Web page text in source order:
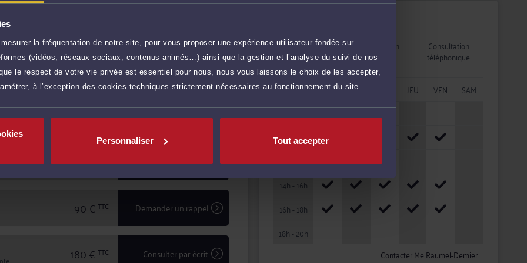
la fréquentation de notre site, pour vous proposer une expérience utilisateur fondée sur
(vidéos, réseaux sociaux, contenus animés…) ainsi que la gestion et l’analyse du suivi de nos
le respect de votre vie privée est essentiel pour nous, nous vous laissons le choix de les accepter,
à l’exception des cookies techniques strictement nécessaires au fonctionnement du site.
Personnaliser Tout accepter
en passant par la prise en charge des
bénéficiez d'une confidentialité totale dans le
d'avocat en matière d'expertise et de
employeurs concernant les problématiques relatives au
plus
180 € Prendre RDV
180 € Prendre RDV
90 € TTC Demander un rappel
180 € TTC Consulter par écrit
Rendez-vous
cabinet
Consultation
vidéo
Consultation
téléphonique
HORAIRES LUN MAR JEU VEN
SAM
10h - 12h
12h - 14h
14h - 16h
16h - 18h
18h - 20h
Contacter Me Raumel-Demier